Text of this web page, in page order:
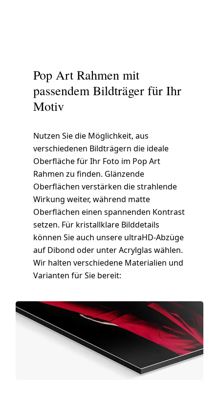
Pop Art Rahmen mit
passendem Bildträger für Ihr
Motiv
Nutzen Sie die Möglichkeit, aus
verschiedenen Bildträgern die ideale
Oberfläche für Ihr Foto im Pop Art
Rahmen zu finden. Glänzende
Oberflächen verstärken die strahlende
Wirkung weiter, während matte
Oberflächen einen spannenden Kontrast
setzen. Für kristallklare Bilddetails
können Sie auch unsere ultraHD-Abzüge
auf Dibond oder unter Acrylglas wählen.
Wir halten verschiedene Materialien und
Varianten für Sie bereit: